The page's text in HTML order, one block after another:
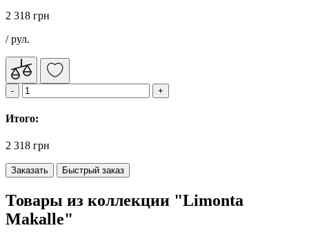
2 318 грн
/ рул.
Итого:
2 318 грн
Заказать Быстрый заказ
Товары из коллекции "Limonta
Makalle"